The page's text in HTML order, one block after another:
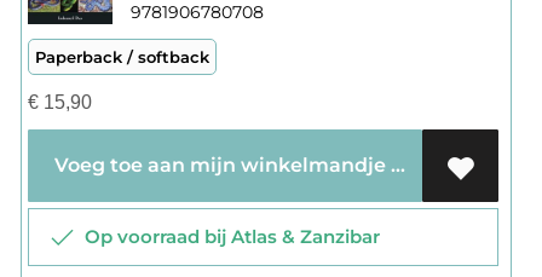
9781906780708
Paperback / softback
€15,90
Voeg toe aan mijn winkelmandje
Op voorraad bij Atlas & Zanzibar